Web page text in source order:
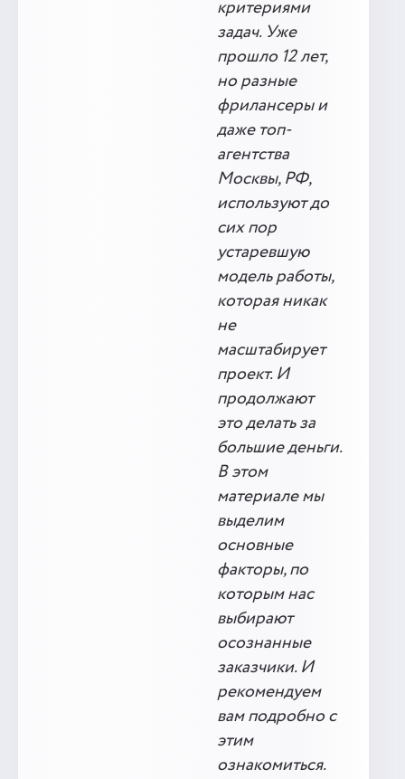
критериями
задач. Уже
прошло 12 лет,
но разные
фрилансеры и
даже топ-
агентства
Москвы, РФ,
используют до
сих пор
устаревшую
модель работы,
которая никак
не
масштабирует
проект. И
продолжают
это делать за
большие деньги.
В этом
материале мы
выделим
основные
факторы, по
которым нас
выбирают
осознанные
заказчики. И
рекомендуем
вам подробно с
этим
ознакомиться.